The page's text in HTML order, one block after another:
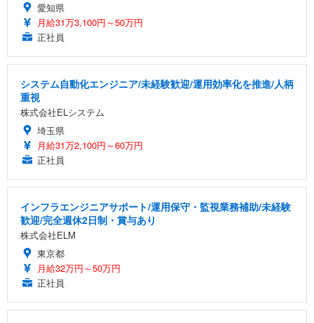
愛知県
月給31万3,100円～50万円
正社員
システム自動化エンジニア/未経験歓迎/運用効率化を推進/人柄
重視
株式会社ELシステム
埼玉県
月給31万2,100円～60万円
正社員
インフラエンジニアサポート/運用保守・監視業務補助/未経験
歓迎/完全週休2日制・賞与あり
株式会社ELM
東京都
月給32万円～50万円
正社員